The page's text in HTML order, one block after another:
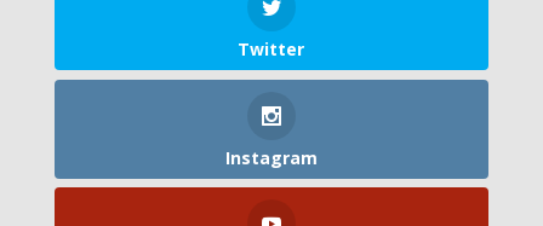
Twitter
Instagram